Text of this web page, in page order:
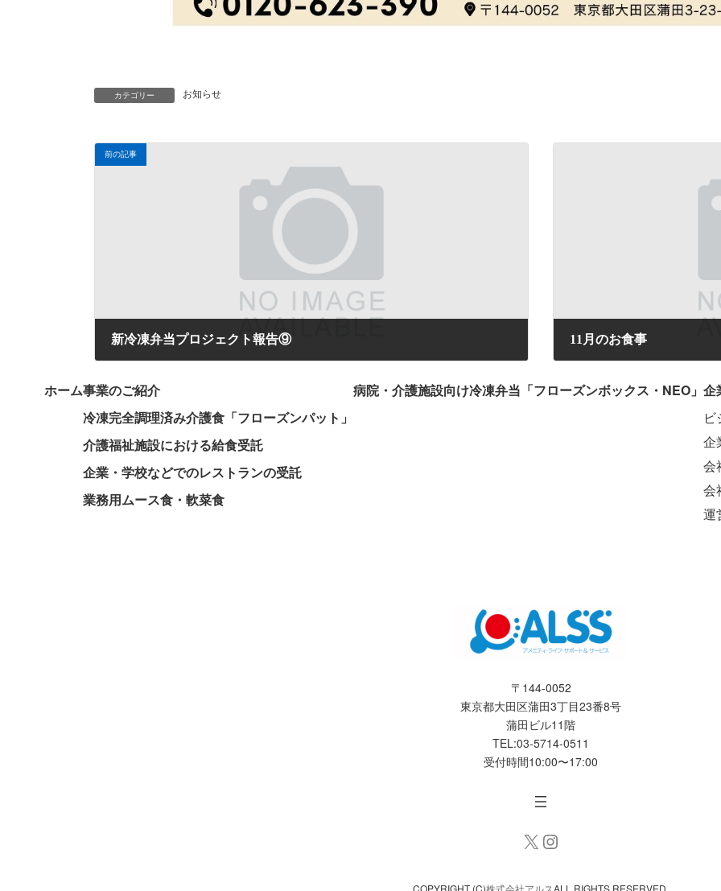
カテゴリー お知らせ
前の記事
新冷凍弁当プロジェクト報告⑨ 11月のお食事
ホーム事業のご紹介
冷凍完全調理済み介護食「フローズンパット」
介護福祉施設における給食受託
企業・学校などでのレストランの受託
業務用ムース食・軟菜食
病院・介護施設向け冷凍弁当「フローズンボックス・NEO」 企
企
会
会
運
〒144-0052
東京都大田区蒲田3丁目23番8号
蒲田ビル11階
TEL:03-5714-0511
受付時間10:00〜17:00
X Instagram
COPYRIGHT (C)株式会社アルス ALL RIGHTS RESERVED.